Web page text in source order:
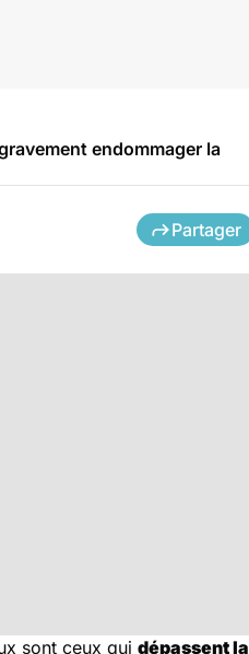
endommager la
Partager
sont ceux qui dépassent la